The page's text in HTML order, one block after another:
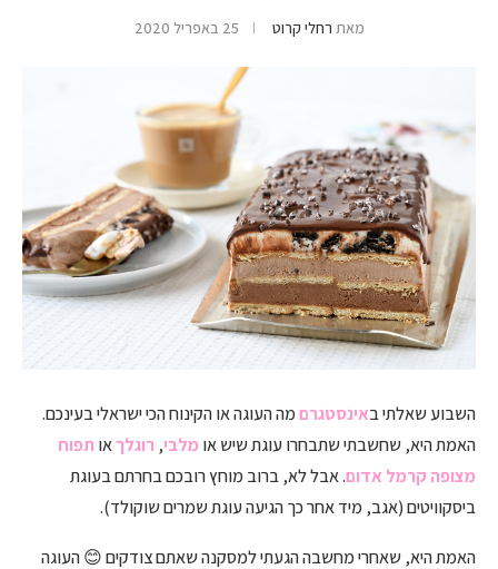
מאת רחלי קרוט 25 באפריל 2020
השבוע שאלתי באינסטגרםמה העוגה או הקינוח הכי ישראלי בעינכם.
האמת היא, שחשבתי שתבחרו עוגת שיש או מלבי, רוגלךאו תפוח
מצופה קרמל אדום. אבל לא, ברוב מוחץ רובכם בחרתם בעוגת
ביסקוויטים (אגב, מיד אחר כך הגיעה עוגת שמרים שוקולד).
האמת היא, שאחרי מחשבה הגעתי למסקנה שאתם צודקים 😊 העוגה